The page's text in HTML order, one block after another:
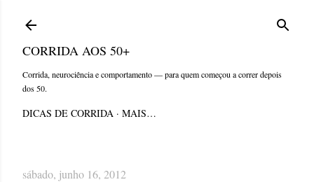
CORRIDA AOS 50+
Corrida, neurociência e comportamento — para quem começou a correr depois
dos 50.
DICAS DE CORRIDA MAIS…
sábado, junho 16, 2012